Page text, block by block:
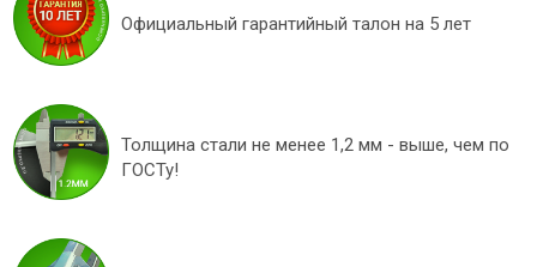
Официальный гарантийный талон на 5 лет
Толщина стали не менее 1,2 мм - выше, чем по
ГОСТу!